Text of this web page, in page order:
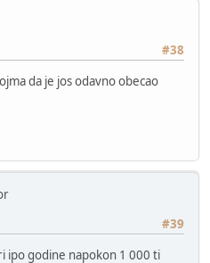
#38
da je jos odavno obecao
#39
ipo godine napokon 1 000 ti